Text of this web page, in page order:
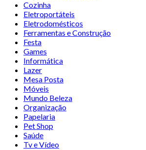
Cozinha
Eletroportáteis
Eletrodomésticos
Ferramentas e Construção
Festa
Games
Informática
Lazer
Mesa Posta
Móveis
Mundo Beleza
Organização
Papelaria
Pet Shop
Saúde
Tv e Vídeo